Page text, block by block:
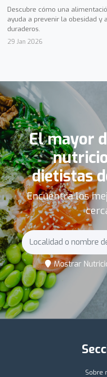
Descubre cómo una
ayuda a prevenir la obesidad y
duraderos.
29 Jan 2026
El mayor
dietistas
Encuentra los
Mostrar
Sobre